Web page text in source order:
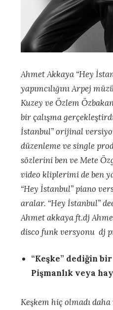
Ahmet Akkaya “Hey
yapımcılığını Arpej
Kuzey ve Özlem
bir çalışma
İstanbul” orijinal
düzenleme ve single
sözlerini ben ve Mete
video kliplerimi de ben
“Hey İstanbul” piano
aralar. “Hey İstanbul”
Ahmet akkaya ft.dj
disco funk versyonu dj
“Keşke” dediğin
Pişmanlık veya
Keşkem hiç olmadı